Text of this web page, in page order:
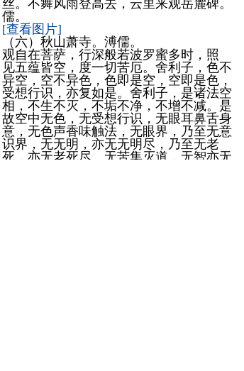
丝。不舞风雨登高去，云里来观岳麓碑。
儒。
[查看图片]
（六）秋山萧寺。溥儒。
观自在菩萨，行深般若波罗蜜多时，照
见五蕴皆空，度一切苦厄。舍利子，色不
异空，空不异色，色即是空，空即是色，
受想行识，亦复如是。舍利子，是诸法空
相，不生不灭，不垢不净，不增不减。是
故空中无色，无受想行识，无眼耳鼻舌身
意，无色声香味触法，无眼界，乃至无意
识界，无无明，亦无无明尽，乃至无老
死，亦无老死尽。无苦集灭道，无智亦无